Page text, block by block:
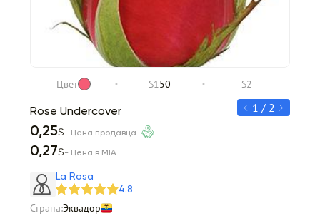
Цвет S150 S2
Rose Undercover
0,25$- Цена продавца
0,27$- Цена в MIA
1 / 2
La Rosa
4.8
Страна:Эквадор